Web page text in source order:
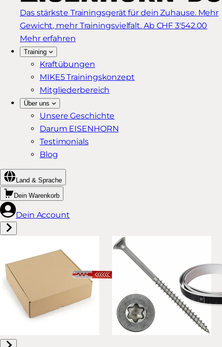
Das stärkste Trainingsgerät für dein Zuhause. Mehr
Gewicht, mehr Trainingsvielfalt. Ab CHF 3'542.00
Mehr erfahren
Training
Kraftübungen
MIKE5 Trainingskonzept
Mitgliederbereich
Über uns
Unsere Geschichte
Darum EISENHORN
Testimonials
Blog
Land & Sprache
Dein Warenkorb
Dein Account